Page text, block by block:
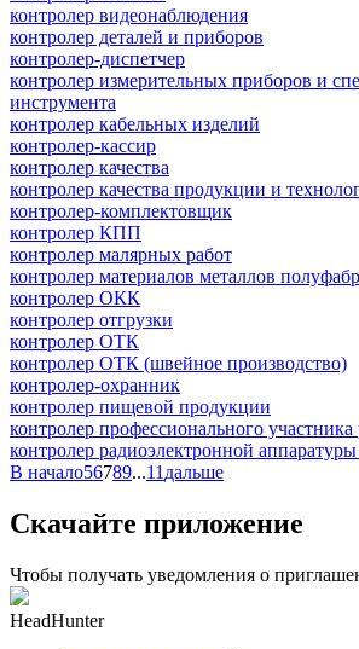
контролер видеонаблюдения
контролер деталей и приборов
контролер-диспетчер
контролер измерительных приборов и
инструмента
контролер кабельных изделий
контролер-кассир
контролер качества
контролер качества продукции и
контролер-комплектовщик
контролер КПП
контролер малярных работ
контролер материалов металлов
контролер ОКК
контролер отгрузки
контролер ОТК
контролер ОТК (швейное производство)
контролер-охранник
контролер пищевой продукции
контролер профессионального
контролер радиоэлектронной
В начало56789...11 дальше
Скачайте приложение
Чтобы получать уведомления о
HeadHunter